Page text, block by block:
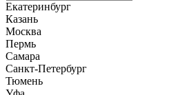
Екатеринбург
Казань
Москва
Пермь
Самара
Санкт-Петербург
Тюмень